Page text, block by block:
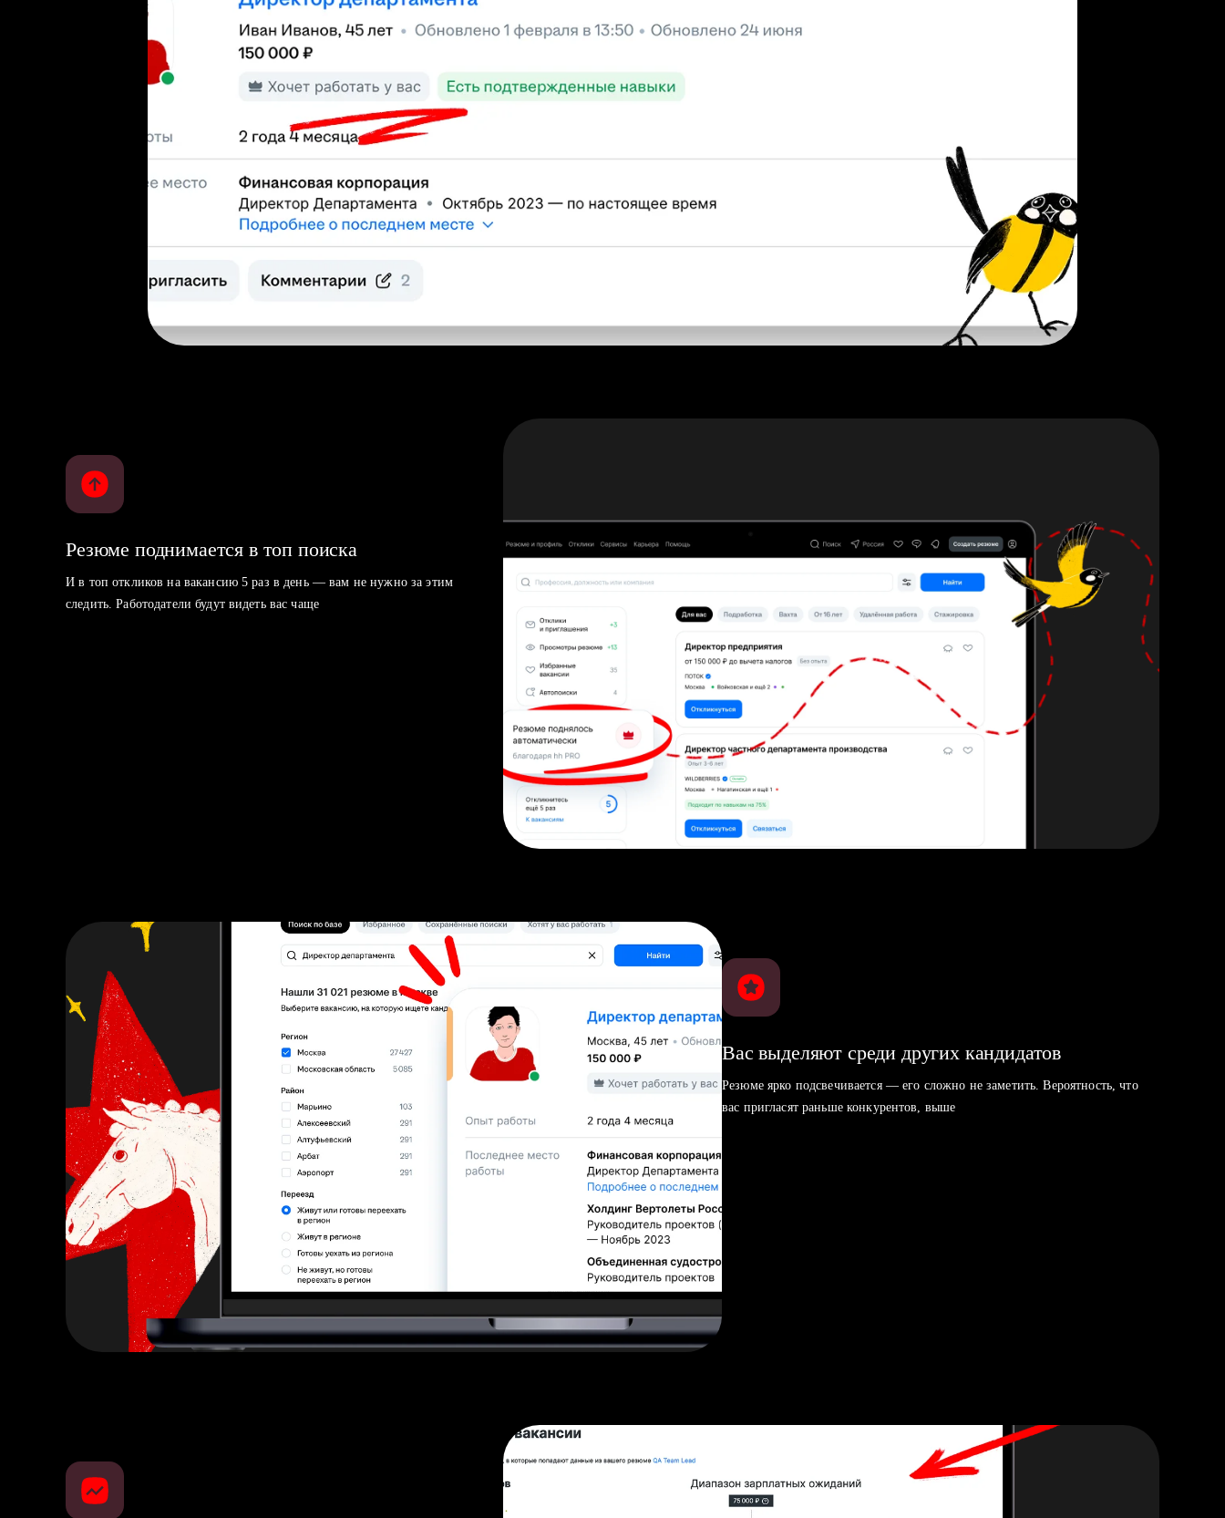
Резюме поднимается в топ поиска
И в топ откликов на вакансию 5 раз в день — вам не нужно за этим
следить. Работодатели будут видеть вас чаще
Вас выделяют среди других кандидатов
Резюме ярко подсвечивается — его сложно не заметить. Вероятность, что
вас пригласят раньше конкурентов, выше